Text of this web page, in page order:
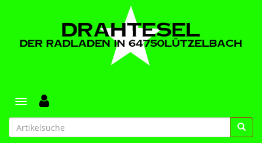
Toggle navigation